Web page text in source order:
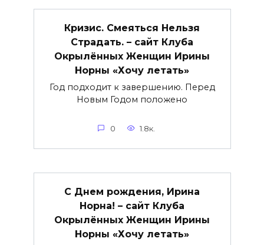
Кризис. Смеяться Нельзя
Страдать. – сайт Клуба
Окрылённых Женщин Ирины
Норны «Хочу летать»
Год подходит к завершению. Перед
Новым Годом положено
0 1.8к.
С Днем рождения, Ирина
Норна! – сайт Клуба
Окрылённых Женщин Ирины
Норны «Хочу летать»